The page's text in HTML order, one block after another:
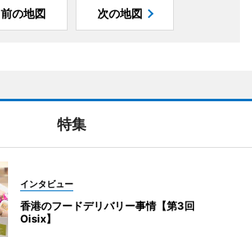
前の地図 次の地図
特集
インタビュー
香港のフードデリバリー事情【第3回
Oisix】